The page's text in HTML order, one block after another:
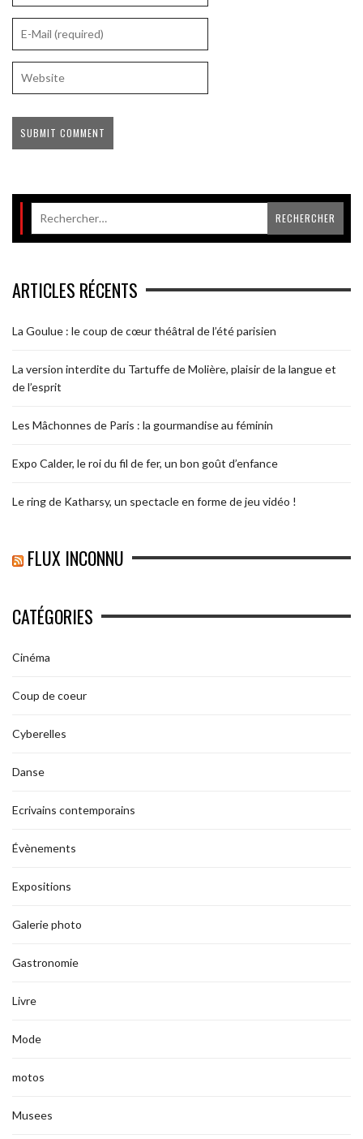
ARTICLES RÉCENTS
La Goulue : le coup de cœur théâtral de l’été parisien
La version interdite du Tartuffe de Molière, plaisir de la langue et
de l’esprit
Les Mâchonnes de Paris : la gourmandise au féminin
Expo Calder, le roi du fil de fer, un bon goût d’enfance
Le ring de Katharsy, un spectacle en forme de jeu vidéo !
FLUX INCONNU
CATÉGORIES
Cinéma
Coup de coeur
Cyberelles
Danse
Ecrivains contemporains
Évènements
Expositions
Galerie photo
Gastronomie
Livre
Mode
motos
Musees